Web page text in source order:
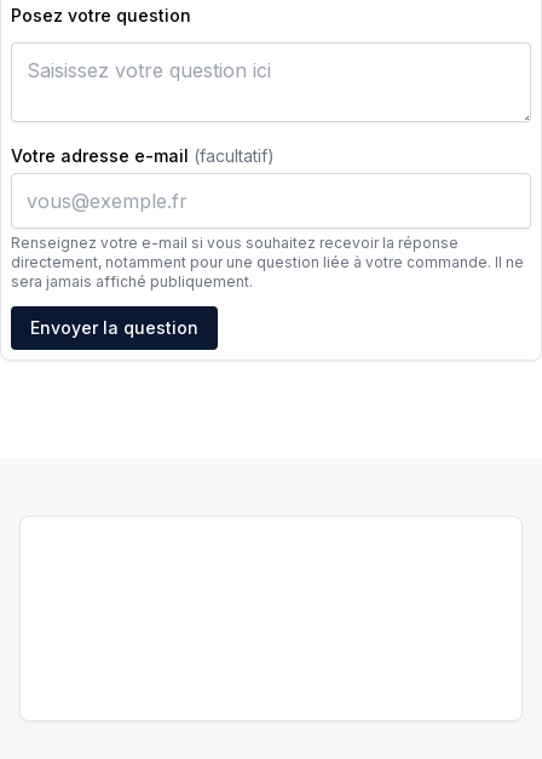
Posez votre question
Votre adresse e-mail (facultatif)
Renseignez votre e-mail si vous souhaitez recevoir la réponse
directement, notamment pour une question liée à votre commande. Il ne
sera jamais affiché publiquement.
Adresse e-mail
Envoyer la question